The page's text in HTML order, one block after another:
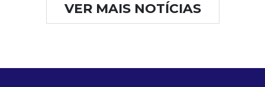
VER MAIS NOTÍCIAS